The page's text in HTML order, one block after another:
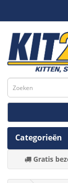
Categorieën
Gratis